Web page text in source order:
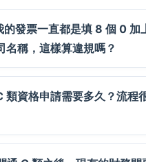
的發票一直都是填 8 個 0 加
名稱，這樣算違規嗎？
類資格申請需要多久？流程